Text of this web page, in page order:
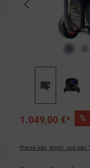
1.049,00 €* %
Preise inkl. MwSt. und inkl.